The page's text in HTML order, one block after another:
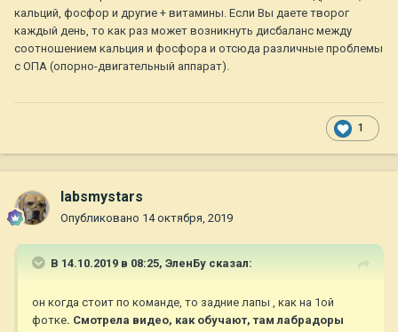
кальций, фосфор и другие + витамины. Если Вы даете творог
каждый день, то как раз может возникнуть дисбаланс между
соотношением кальция и фосфора и отсюда различные проблемы
с ОПА (опорно-двигательный аппарат).
1
labsmystars
Опубликовано 14 октября, 2019
В 14.10.2019 в 08:25, ЭленБу сказал:
он когда стоит по команде, то задние лапы , как на 1ой
фотке. Смотрела видео, как обучают, там лабрадоры